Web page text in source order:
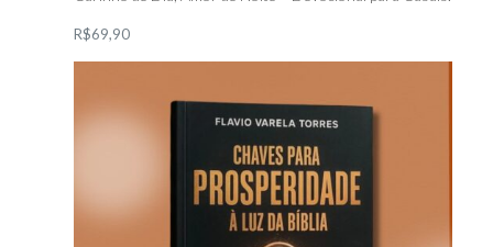
R$69,90